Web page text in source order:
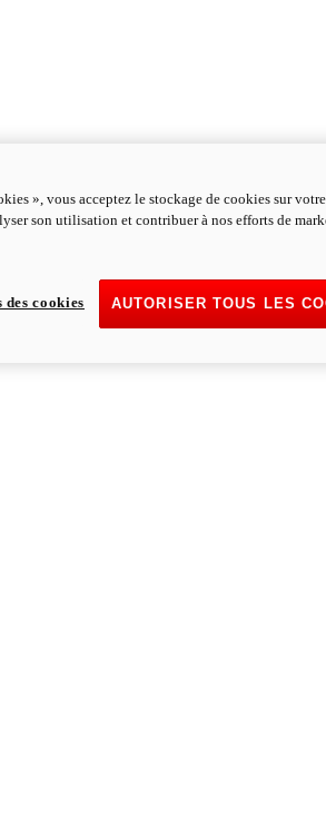
», vous acceptez le stockage de cookies sur
son utilisation et contribuer à nos efforts de
AUTORISER TOUS LES
cookies